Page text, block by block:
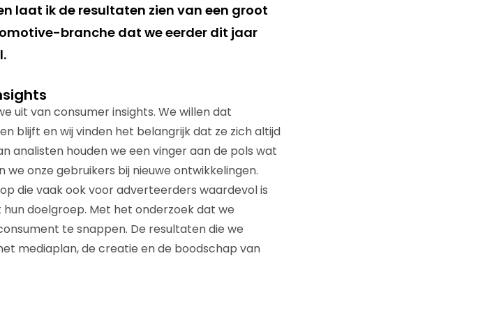
laat ik de resultaten zien van een groot
branche dat we eerder dit jaar
uit van consumer insights. We willen dat
blijft en wij vinden het belangrijk dat ze zich altijd
analisten houden we een vinger aan de pols wat
onze gebruikers bij nieuwe ontwikkelingen.
die vaak ook voor adverteerders waardevol is
doelgroep. Met het onderzoek dat we
te snappen. De resultaten die we
mediaplan, de creatie en de boodschap van